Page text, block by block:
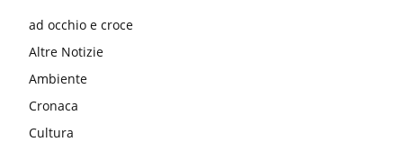
ad occhio e croce
Altre Notizie
Ambiente
Cronaca
Cultura